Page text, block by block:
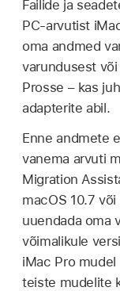
Failide ja
PC-arvutist
oma andmed
varundusest
Prosse – kas
adapterite abil.
Enne andmete
vanema arvuti
Migration
macOS 10.7
uuendada oma
võimalikule
iMac Pro
teiste mudelite